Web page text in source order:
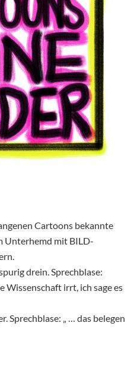
Cartoons bekannte
Unterhemd mit BILD-
drein. Sprechblase:
Wissenschaft irrt, ich sage es
Sprechblase: „ … das belegen